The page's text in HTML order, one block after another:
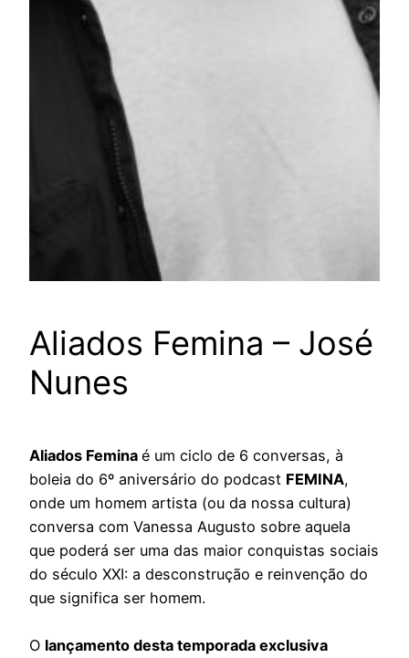
Aliados Femina – José
Nunes
Aliados Femina é um ciclo de 6 conversas, à
boleia do 6º aniversário do podcast FEMINA,
onde um homem artista (ou da nossa cultura)
conversa com Vanessa Augusto sobre aquela
que poderá ser uma das maior conquistas sociais
do século XXI: a desconstrução e reinvenção do
que significa ser homem.
O lançamento desta temporada exclusiva